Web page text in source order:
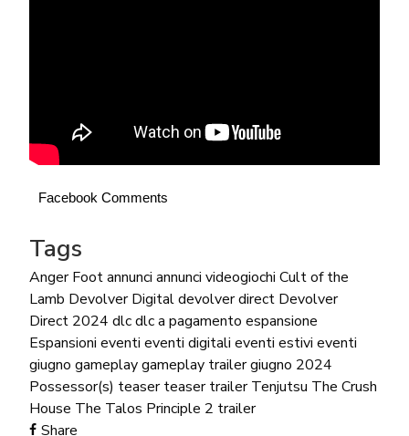
Facebook Comments
Tags
Anger Footannunci annunci videogiochi Cult of the
Lamb Devolver Digitaldevolver direct Devolver
Direct 2024 dlcdlc a pagamento espansione
Espansioni eventi eventi digitali eventi estivi eventi
giugno gameplaygameplay trailergiugno 2024
Possessor(s) teaser teaser trailer Tenjutsu The Crush
House The Talos Principle 2 trailer
Share